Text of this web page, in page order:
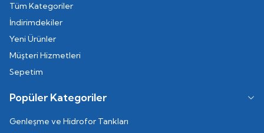
Tüm Kategoriler
İndirimdekiler
Yeni Ürünler
Müşteri Hizmetleri
Sepetim
Popüler Kategoriler
Genleşme ve Hidrofor Tankları